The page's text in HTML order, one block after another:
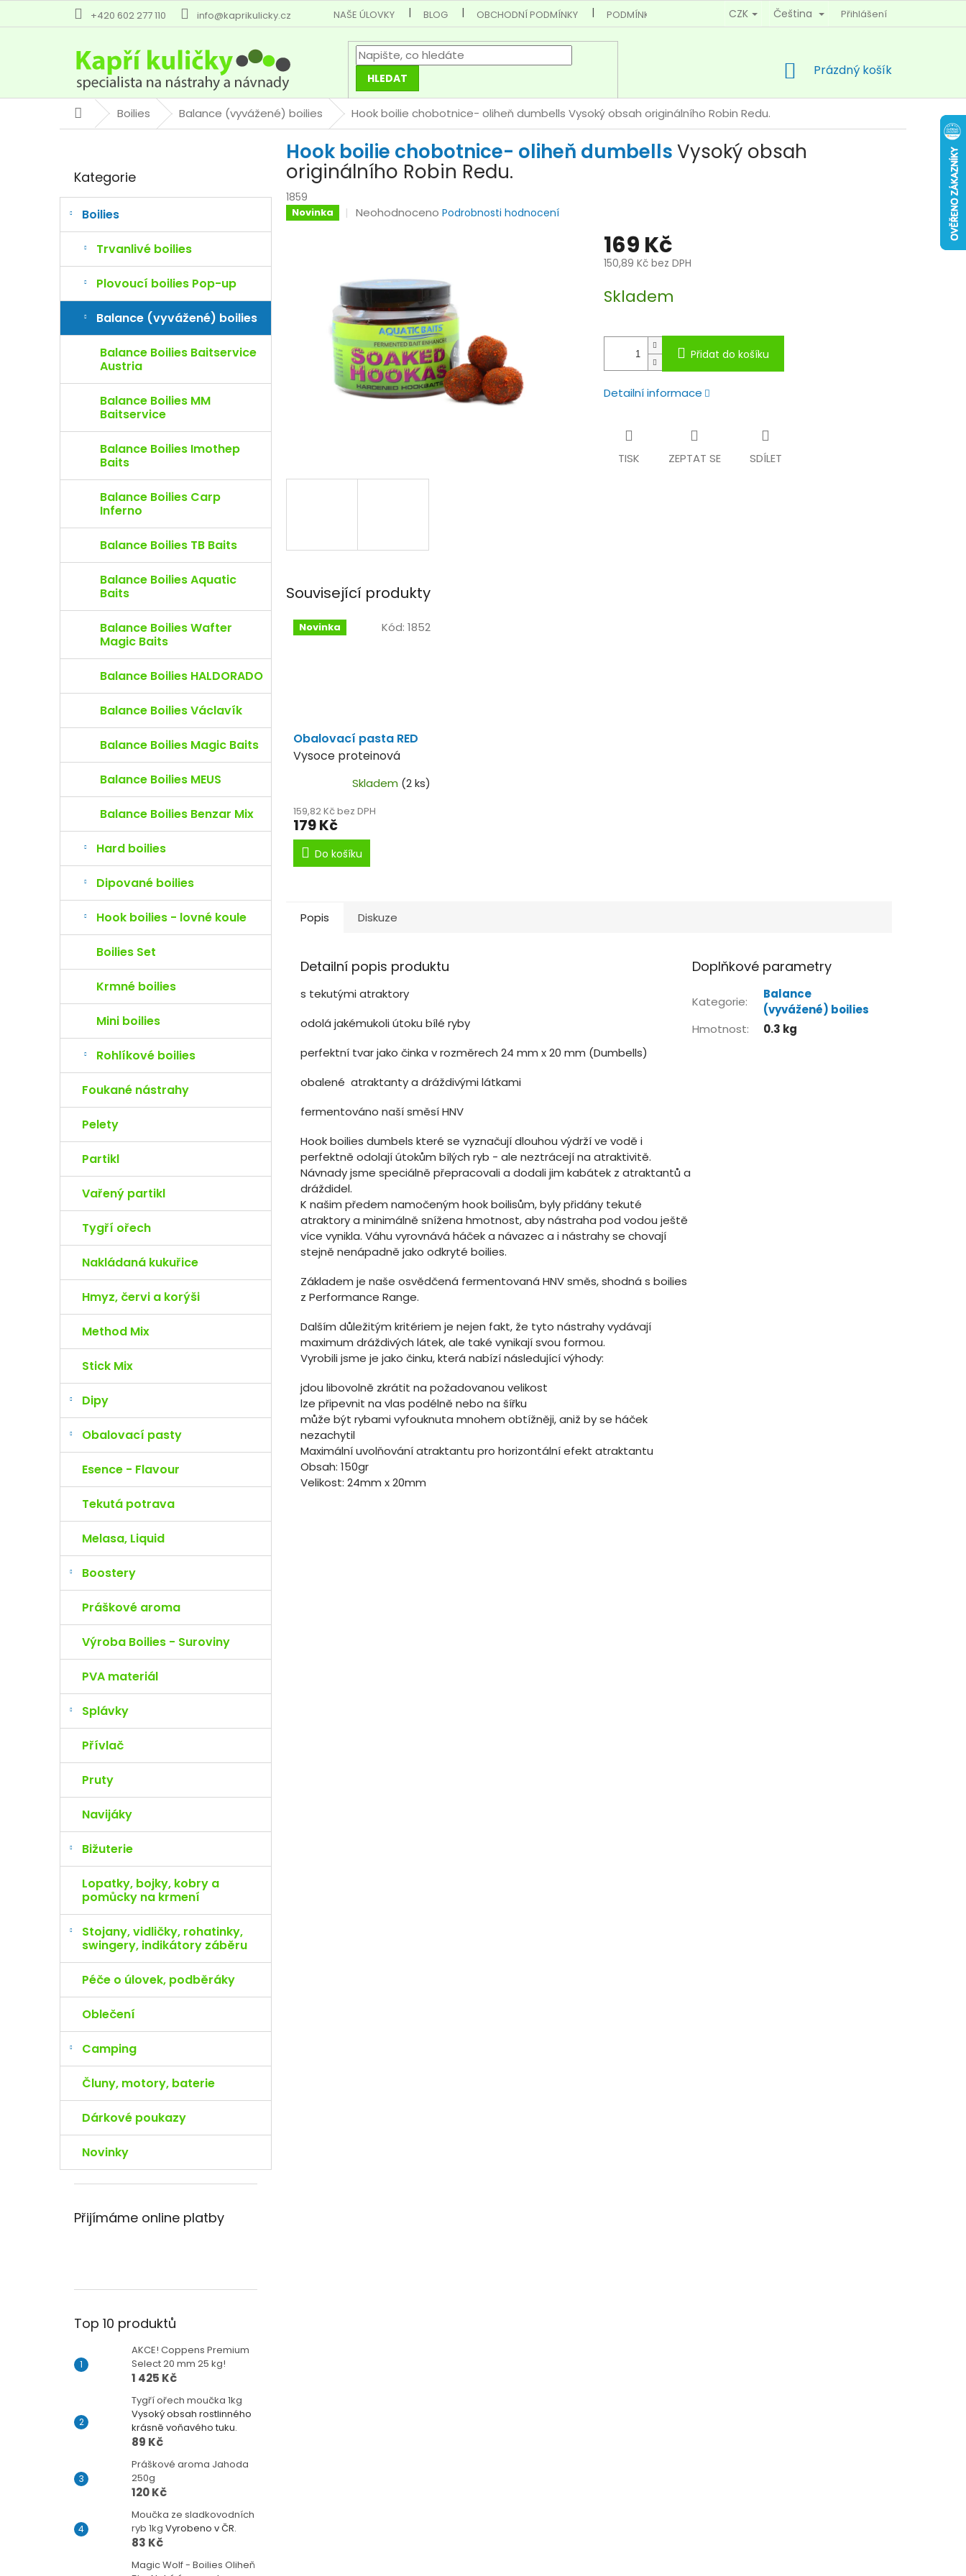
+420 602 277 110 info@kaprikulicky.cz NAŠE ÚLOVKY BLOG OBCHODNÍ PODMÍNKY PODMÍNKY OCHRANY OSOBNÍCH ÚDAJŮ KONTAKTY
CZK Čeština Přihlášení
HLEDAT
NÁKUPNÍ
Prázdný košík
DomůBoilies Balance (vyvážené) boilies Hook boilie chobotnice- oliheň dumbells Vysoký obsah originálního Robin Redu.
r
n
í
l
kategorie
Kategorie
Boilies
Trvanlivé boilies
Plovoucí boilies Pop-up
Balance (vyvážené) boilies
Balance Boilies Baitservice
Austria
Balance Boilies MM
Baitservice
Balance Boilies Imothep
Baits
Balance Boilies Carp
Inferno
Balance Boilies TB Baits
Balance Boilies Aquatic
Baits
Balance Boilies Wafter
Magic Baits
Balance Boilies HALDORADO
Balance Boilies Václavík
Balance Boilies Magic Baits
Balance Boilies MEUS
Balance Boilies Benzar Mix
Hard boilies
Dipované boilies
Hook boilies - lovné koule
Boilies Set
Krmné boilies
Mini boilies
Rohlíkové boilies
Foukané nástrahy
Pelety
Partikl
Vařený partikl
Tygří ořech
Nakládaná kukuřice
Hmyz, červi a korýši
Method Mix
Stick Mix
Dipy
Obalovací pasty
Esence - Flavour
Tekutá potrava
Melasa, Liquid
Boostery
Práškové aroma
Výroba Boilies - Suroviny
PVA materiál
Splávky
Přívlač
Pruty
Navijáky
Bižuterie
Lopatky, bojky, kobry a
pomůcky na krmení
Stojany, vidličky, rohatinky,
swingery, indikátory záběru
Péče o úlovek, podběráky
Oblečení
Camping
Čluny, motory, baterie
Dárkové poukazy
Novinky
Přijímáme online platby
Top 10 produktů
AKCE! Coppens Premium
Select 20 mm 25 kg!
1 425 Kč
Tygří ořech moučka 1kg
Vysoký obsah rostlinného
krásně voňavého tuku.
89 Kč
Práškové aroma Jahoda
250g
120 Kč
Moučka ze sladkovodních
ryb 1kg Vyrobeno v ČR.
83 Kč
Magic Wolf - Boilies Oliheň
Hook boilie chobotnice- oliheň dumbellsVysoký obsah
originálního Robin Redu.
1859
Novinka
Průměrné
z
5
hvězdiček.
Neohodnoceno Podrobnosti hodnocení
169 Kč
150,89 Kč bez DPH
cena:
Skladem
Přidat do košíku
Detailní informace
TISK ZEPTAT SE SDÍLET
Související produkty
Novinka
Obalovací pasta RED
Vysoce proteinová
Skladem (2 ks)
159,82 Kč bez DPH
179 Kč
Do košíku
Kód: 1852
Popis Diskuze
Detailní popis produktu
s tekutými atraktory
odolá jakémukoli útoku bílé ryby
perfektní tvar jako činka v rozměrech 24 mm x 20 mm (Dumbells)
obalené atraktanty a dráždivými látkami
fermentováno naší směsí HNV
Hook boilies dumbels které se vyznačují dlouhou výdrží ve vodě i
perfektně odolají útokům bílých ryb - ale neztrácejí na atraktivitě.
Návnady jsme speciálně přepracovali a dodali jim kabátek z atraktantů a
dráždidel.
K našim předem namočeným hook boilisům, byly přidány tekuté
atraktory a minimálně snížena hmotnost, aby nástraha pod vodou ještě
více vynikla. Váhu vyrovnává háček a návazec a i nástrahy se chovají
stejně nenápadně jako odkryté boilies.
Základem je naše osvědčená fermentovaná HNV směs, shodná s boilies
z Performance Range.
Dalším důležitým kritériem je nejen fakt, že tyto nástrahy vydávají
maximum dráždivých látek, ale také vynikají svou formou.
Vyrobili jsme je jako činku, která nabízí následující výhody:
jdou libovolně zkrátit na požadovanou velikost
lze připevnit na vlas podélně nebo na šířku
může být rybami vyfouknuta mnohem obtížněji, aniž by se háček
nezachytil
Maximální uvolňování atraktantu pro horizontální efekt atraktantu
Obsah: 150gr
Velikost: 24mm x 20mm
Doplňkové parametry
Kategorie:
Balance
(vyvážené) boilies
Hmotnost: 0.3 kg